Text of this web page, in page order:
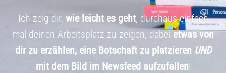
Ich zeig dir, wie leicht es geht, durchaus einfach
mal deinen Arbeitsplatz zu zeigen, dabeietwas von
dir zu erzählen, eine Botschaft zu platzieren UND
mit dem Bild im Newsfeed aufzufallen!